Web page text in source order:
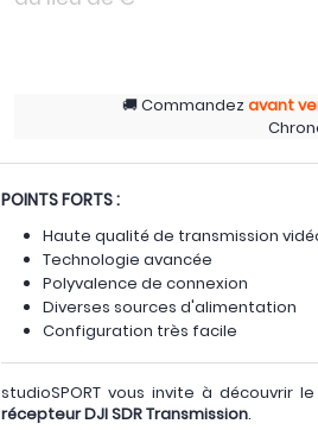
Commandezavant
POINTS FORTS :
Haute qualité de transmission
Technologie avancée
Polyvalence de connexion
Diverses sources d'alimentation
Configuration très facile
studioSPORT vous invite à découvrir
récepteur DJI SDR Transmission.